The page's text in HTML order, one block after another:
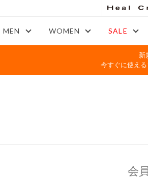
MEN WOMEN SALE
新
今すぐに使え
会